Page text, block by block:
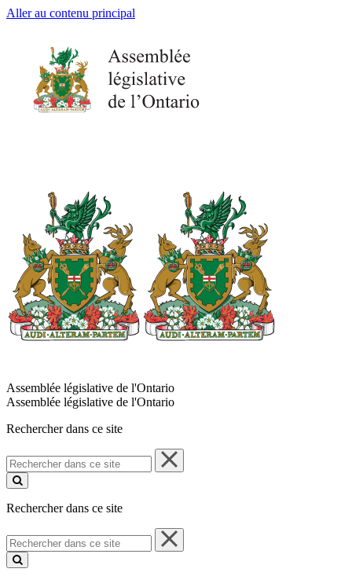
Aller au contenu principal
Assemblée législative de l'Ontario
Assemblée législative de l'Ontario
Rechercher dans ce site
Rechercher
dans
ce
Rechercher dans ce site
Rechercher
dans
ce